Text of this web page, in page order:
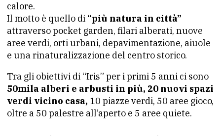
calore.
Il motto è quello di “più natura in città”
attraverso pocket garden, filari alberati, nuove
aree verdi, orti urbani, depavimentazione, aiuole
e una rinaturalizzazione del centro storico.
Tra gli obiettivi di “Iris” per i primi 5 anni ci sono
50mila alberi e arbusti in più, 20 nuovi spazi
verdi vicino casa, 10 piazze verdi, 50 aree gioco,
oltre a 50 palestre all’aperto e 5 aree quiete.